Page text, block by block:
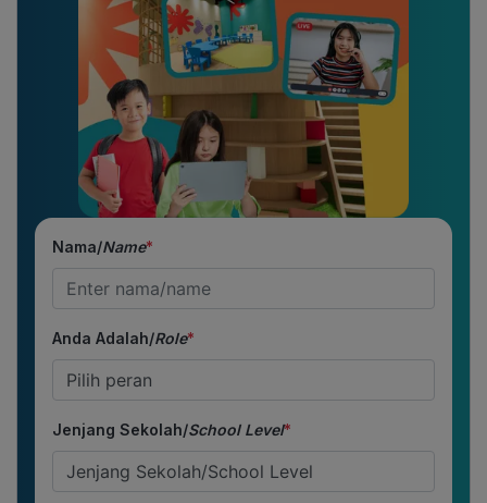
Nama/Name*
Anda Adalah/Role*
Jenjang Sekolah/School Level*